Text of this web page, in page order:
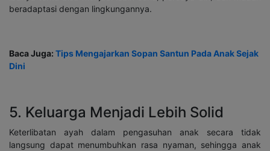
beradaptasi dengan lingkungannya.
Baca Juga: Tips Mengajarkan Sopan Santun Pada Anak Sejak
Dini
5. Keluarga Menjadi Lebih Solid
Keterlibatan ayah dalam pengasuhan anak secara tidak
langsung dapat menumbuhkan rasa nyaman, sehingga anak